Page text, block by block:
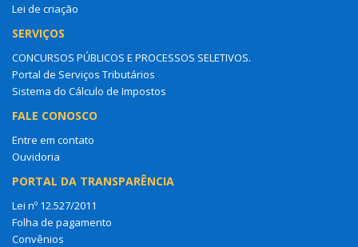
Lei de criação
SERVIÇOS
CONCURSOS PÚBLICOS E PROCESSOS SELETIVOS.
Portal de Serviços Tributários
Sistema do Cálculo de Impostos
FALE CONOSCO
Entre em contato
Ouvidoria
PORTAL DA TRANSPARÊNCIA
Lei nº 12.527/2011
Folha de pagamento
Convênios